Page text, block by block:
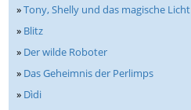
»Tony, Shelly und das magische Licht
» Blitz
» Der wilde Roboter
» Das Geheimnis der Perlimps
» Dìdi